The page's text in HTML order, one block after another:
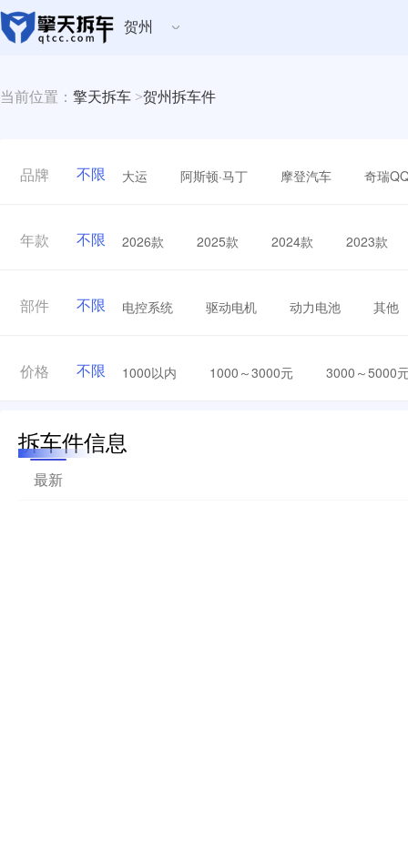
贺州
当前位置： 擎天拆车 >贺州拆车件
品牌 不限 大运 阿斯顿·马丁 摩登汽车 奇瑞
年款 不限 2026款 2025款 2024款 2023款
部件 不限 电控系统 驱动电机 动力电池 其他
价格 不限 1000以内 1000～3000元 3000～5000
拆车件信息
最新